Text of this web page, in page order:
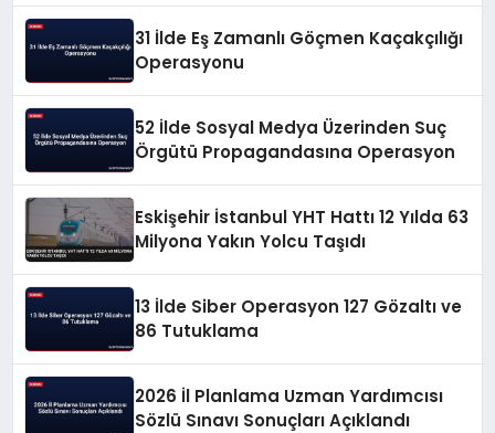
31 İlde Eş Zamanlı Göçmen Kaçakçılığı
Operasyonu
52 İlde Sosyal Medya Üzerinden Suç
Örgütü Propagandasına Operasyon
Eskişehir İstanbul YHT Hattı 12 Yılda 63
Milyona Yakın Yolcu Taşıdı
13 İlde Siber Operasyon 127 Gözaltı ve
86 Tutuklama
2026 İl Planlama Uzman Yardımcısı
Sözlü Sınavı Sonuçları Açıklandı